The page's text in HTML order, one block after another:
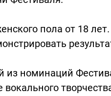
пола от 18
из номинаций